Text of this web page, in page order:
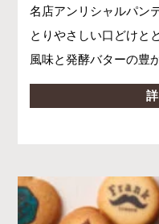
名店アンリシャルパン
とりやさしい口どけと
風味と発酵バターの豊